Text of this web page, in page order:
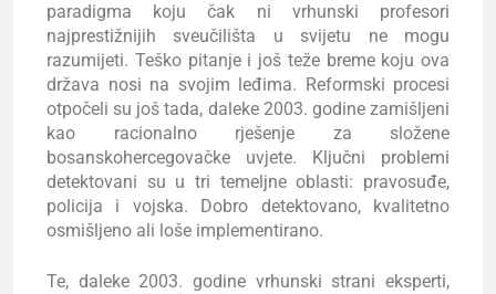
paradigma koju čak ni vrhunski profesori
najprestižnijih sveučilišta u svijetu ne mogu
razumijeti. Teško pitanje i još teže breme koju ova
država nosi na svojim leđima. Reformski procesi
otpočeli su još tada, daleke 2003. godine zamišljeni
kao racionalno rješenje za složene
bosanskohercegovačke uvjete. Ključni problemi
detektovani su u tri temeljne oblasti: pravosuđe,
policija i vojska. Dobro detektovano, kvalitetno
osmišljeno ali loše implementirano.
Te, daleke 2003. godine vrhunski strani eksperti,